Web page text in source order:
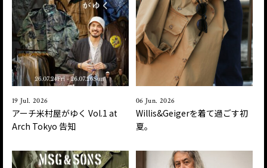
19 Jul. 2026
アーチ米村屋がゆく Vol.1 at
Arch Tokyo 告知
06 Jun. 2026
Willis&Geigerを着て過ごす初
夏。